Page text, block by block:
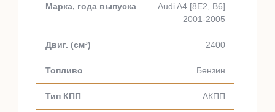
Audi A4 [8E2, B6]
2001-2005
2400
Бензин
АКПП